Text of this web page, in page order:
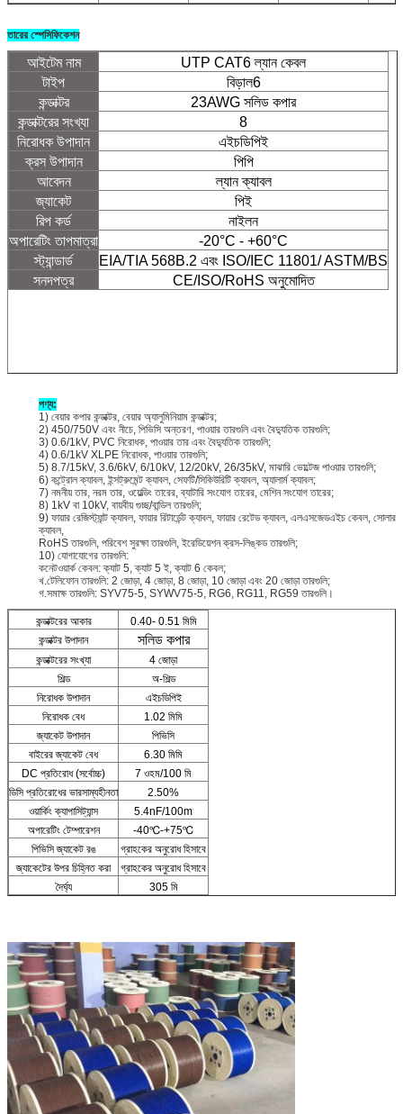
তারের স্পেসিফিকেশন
আইটেম নাম
UTP CAT6 ল্যান কেবল
টাইপ
বিড়াল6
কন্ডাক্টর
23AWG সলিড কপার
কন্ডাক্টরের সংখ্যা
8
নিরোধক উপাদান
এইচডিপিই
ক্রস উপাদান
পিপি
আবেদন
ল্যান ক্যাবল
জ্যাকেট
পিই
রিপ কর্ড
নাইলন
অপারেটিং তাপমাত্রা
-20°C - +60°C
স্ট্যান্ডার্ড
EIA/TIA 568B.2 এবং ISO/IEC 11801/ ASTM/BS
সনদপত্র
CE/ISO/RoHS অনুমোদিত
পণ্য:
1) বেয়ার কপার কন্ডাক্টর, বেয়ার অ্যালুমিনিয়াম কন্ডাক্টর;
2) 450/750V এবং নীচে, পিভিসি অন্তরণ, পাওয়ার তারগুলি এবং বৈদ্যুতিক তারগুলি;
3) 0.6/1kV, PVC নিরোধক, পাওয়ার তার এবং বৈদ্যুতিক তারগুলি;
4) 0.6/1kV XLPE নিরোধক, পাওয়ার তারগুলি;
5) 8.7/15kV, 3.6/6kV, 6/10kV, 12/20kV, 26/35kV, মাঝারি ভোল্টেজ পাওয়ার তারগুলি;
6) কন্ট্রোল ক্যাবল, ইন্সট্রুমেন্ট ক্যাবল, সেফটি/সিকিউরিটি ক্যাবল, অ্যালার্ম ক্যাবল;
7) নমনীয় তার, নরম তার, ওয়েল্ডিং তারের, ব্যাটারি সংযোগ তারের, মেশিন সংযোগ তারের;
8) 1kV বা 10kV, বায়বীয় গুচ্ছ/বান্ডিল তারগুলি;
9) ফায়ার রেজিস্ট্যান্ট ক্যাবল, ফায়ার রিটার্ডেন্ট ক্যাবল, ফায়ার রেটেড ক্যাবল, এলএসজেডএইচ কেবল, সোলার
ক্যাবল,
RoHS তারগুলি, পরিবেশ সুরক্ষা তারগুলি, ইরেডিয়েশন ক্রস-লিঙ্কড তারগুলি;
10) যোগাযোগের তারগুলি:
কনেটওয়ার্ক কেবল: ক্যাট 5, ক্যাট 5 ই, ক্যাট 6 কেবল;
খ.টেলিফোন তারগুলি: 2 জোড়া, 4 জোড়া, 8 জোড়া, 10 জোড়া এবং 20 জোড়া তারগুলি;
গ.সমাক্ষ তারগুলি: SYV75-5, SYWV75-5, RG6, RG11, RG59 তারগুলি।
কন্ডাক্টরের আকার
0.40- 0.51 মিমি
কন্ডাক্টর উপাদান
সলিড কপার
কন্ডাক্টরের সংখ্যা
4 জোড়া
শিল্ড
অ-শিল্ড
নিরোধক উপাদান
এইচডিপিই
নিরোধক বেধ
1.02 মিমি
জ্যাকেট উপাদান
পিভিসি
বাইরের জ্যাকেট বেধ
6.30 মিমি
DC প্রতিরোধ (সর্বোচ্চ)
7 ওহম/100 মি
ডিসি প্রতিরোধের ভারসাম্যহীনতা
2.50%
ওয়ার্কিং ক্যাপাসিট্যান্স
5.4nF/100m
অপারেটিং টেম্পারেশন
-40℃-+75℃
পিভিসি জ্যাকেট রঙ
গ্রাহকের অনুরোধ হিসাবে
জ্যাকেটের উপর চিহ্নিত করা
গ্রাহকের অনুরোধ হিসাবে
দৈর্ঘ্য
305 মি